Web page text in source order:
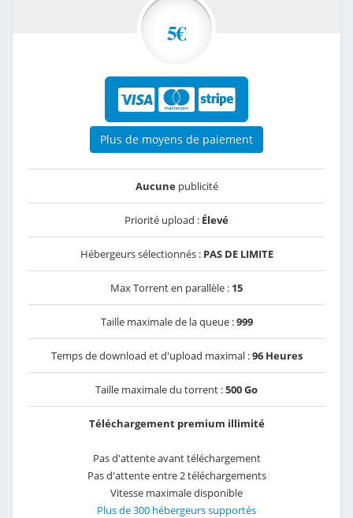
5€
Plus de moyens de paiement
Aucunepublicité
Priorité upload : Élevé
Hébergeurs sélectionnés : PAS DE LIMITE
Max Torrent en parallèle : 15
Taille maximale de la queue :999
Temps de download et d'upload maximal :96 Heures
Taille maximale du torrent :500 Go
Téléchargement premium illimité
Pas d'attente avant téléchargement
Pas d'attente entre 2 téléchargements
Vitesse maximale disponible
Plus de 300 hébergeurs supportés